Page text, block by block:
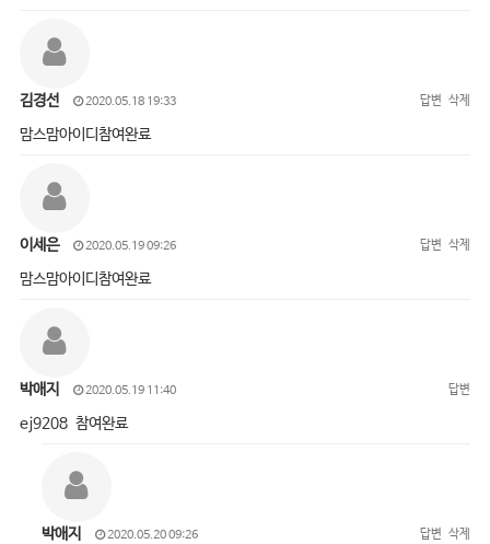
김경선 2020.05.18 19:33 답변 삭제
맘스맘아이디참여완료
이세은 2020.05.19 09:26 답변 삭제
맘스맘아이디참여완료
박애지 2020.05.19 11:40 답변
ej9208 참여완료
박애지 2020.05.20 09:26 답변 삭제